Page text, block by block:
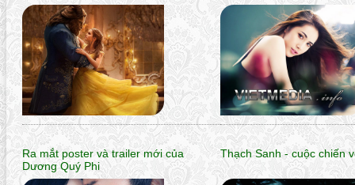
Ra mắt poster và trailer mới của
Dương Quý Phi
Thạch Sanh - cuộc chiến